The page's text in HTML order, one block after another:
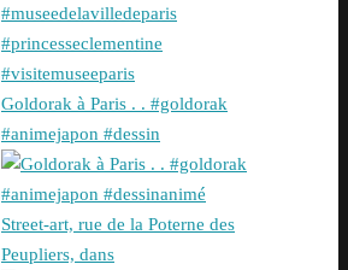
Goldorak à Paris . . #goldorak
#animejapon #dessin
Street-art, rue de la Poterne des
Peupliers, dans